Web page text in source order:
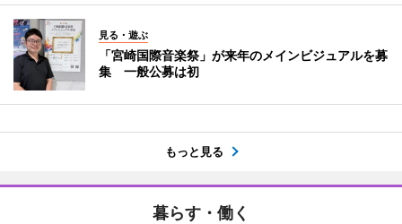
見る・遊ぶ
「宮崎国際音楽祭」が来年のメインビジュアルを募
集 一般公募は初
もっと見る
暮らす・働く